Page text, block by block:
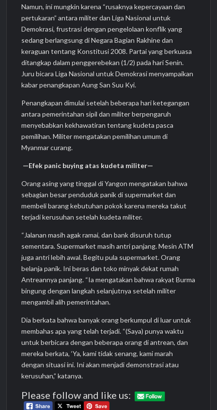
Namun, ini mungkin karena “rusaknya kepercayaan dan
pertukaran” antara militer dan Liga Nasional untuk
Demokrasi, frustrasi dengan pengelolaan konflik yang
sedang berlangsung di Negara Bagian Rakhine dan
keraguan tentang Konstitusi 2008. Partai yang berkuasa
ditangkap dalam penggerebekan (1/2) pada hari Senin.
Juru bicara Liga Nasional untuk Demokrasi menyampaikan
kabar penangkapan Aung San Suu Kyi.
Penangkapan dimulai setelah beberapa hari ketegangan
antara pemerintahan sipil dan militer berpengaruh
menyebabkan kekhawatiran tentang kudeta pasca
pemilihan. Militer mengatakan pemilihan umum di
Myanmar curang.
—Efek panic buying atas kudeta militer—
Orang asing yang tinggal di Yangon mengatakan bahwa
sebagian besar penduduk panik di supermarket dan
membeli barang kebutuhan pokok karena mereka takut
terjadi kerusuhan setelah kudeta militer.
“Jalanan masih agak ramai, dan bank disuruh tutup
sementara. Supermarket masih antri panjang. Mesin ATM
juga antri lebih awal. Begitu pula supermarket. Orang
belanja panik. Ini beras dan toko minyak dekat rumah
Antreannya panjang. “Ia mengatakan bahwa rakyat Burma
bingung dengan langkah selanjutnya setelah militer
mengambil alih pemerintahan.
Dia berkata bahwa banyak orang berkumpul di luar untuk
membahas apa yang telah terjadi. “(Saya) punya waktu
untuk berbicara dengan beberapa orang di antrean, dan
mereka berkata, ‘Ya, kami tidak senang, kami marah
dengan situasi ini. Ini akan menjadi demonstrasi atau
kerusuhan,” katanya.
Please follow and like us: